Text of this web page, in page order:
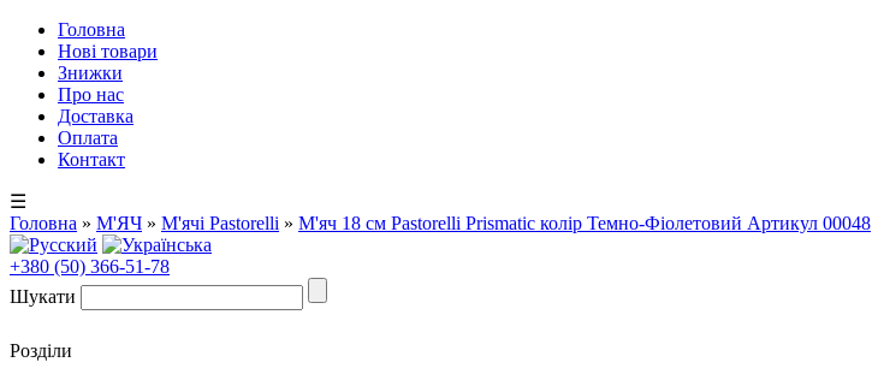
Головна
Нові товари
Знижки
Про нас
Доставка
Оплата
Контакт
☰
Головна » М'ЯЧ » М'ячі Pastorelli » М'яч 18 см Pastorelli Prismatic колір Темно-Фіолетовий Артикул 00048
+380 (50) 366-51-78
Шукати
Розділи